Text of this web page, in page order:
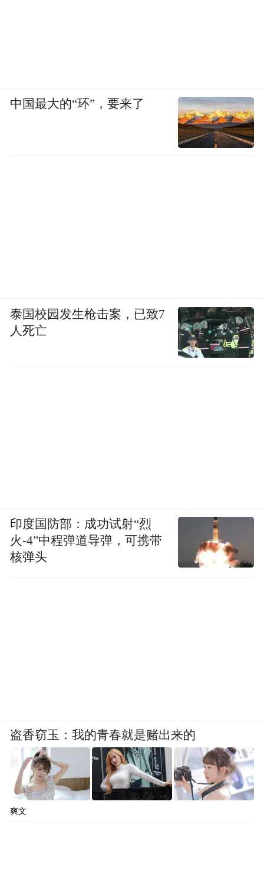
中国最大的“环”，要来了
泰国校园发生枪击案，已致7
人死亡
印度国防部：成功试射“烈
火-4”中程弹道导弹，可携带
核弹头
盗香窃玉：我的青春就是赌出来的
爽文